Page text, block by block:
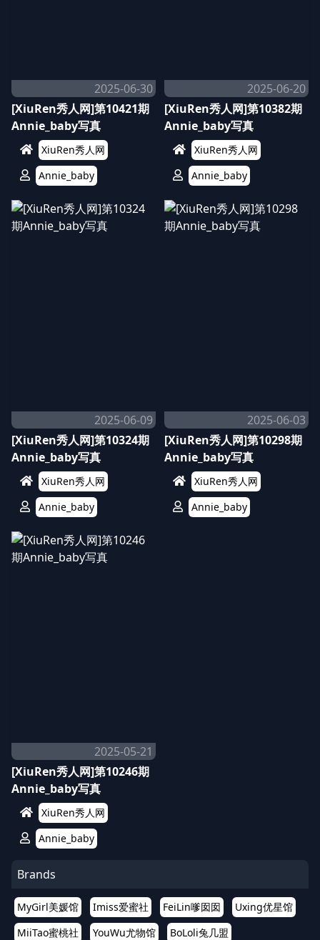
2025-06-30
[XiuRen秀人网]第10421期
Annie_baby写真
XiuRen秀人网
Annie_baby
2025-06-20
[XiuRen秀人网]第10382期
Annie_baby写真
XiuRen秀人网
Annie_baby
2025-06-09
[XiuRen秀人网]第10324期
Annie_baby写真
XiuRen秀人网
Annie_baby
2025-06-03
[XiuRen秀人网]第10298期
Annie_baby写真
XiuRen秀人网
Annie_baby
2025-05-21
[XiuRen秀人网]第10246期
Annie_baby写真
XiuRen秀人网
Annie_baby
Brands
MyGirl美媛馆 Imiss爱蜜社 FeiLin嗲囡囡
Uxing优星馆
MiiTao蜜桃社
YouWu尤物馆 BoLoli兔几盟